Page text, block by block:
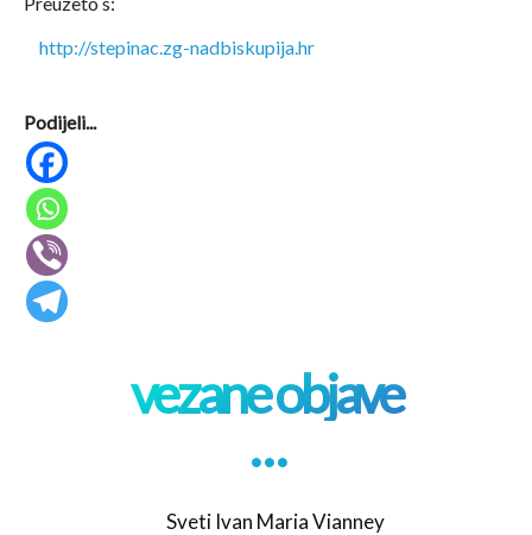
http://stepinac.zg-nadbiskupija.hr
Podijeli...
vezane objave
. . .
Sveti Ivan Maria Vianney